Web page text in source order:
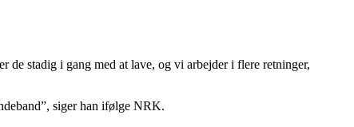
stadig i gang med at lave, og vi arbejder i flere retninger,
siger han ifølge NRK.